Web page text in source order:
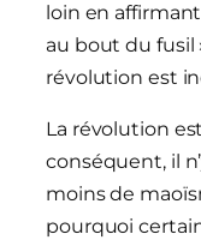
loin en
au bout du fusil
révolution est
La révolution
conséquent, il
moins de
pourquoi